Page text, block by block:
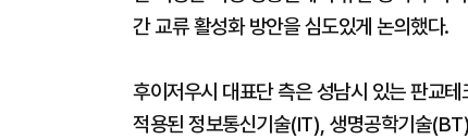
간 교류 활성화 방안을 심도있게 논의했다.
후이저우시 대표단 측은 성남시 있는 판교
적용된 정보통신기술(IT), 생명공학기술